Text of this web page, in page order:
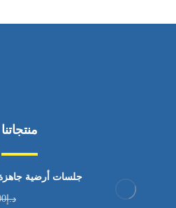
منتجاتنا
جلسات أرضية جاهزة في
د.إ